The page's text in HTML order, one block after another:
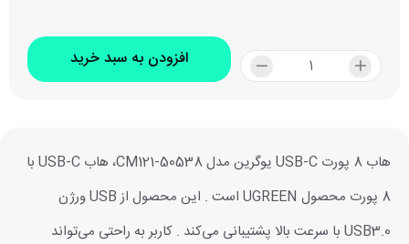
افزودن به سبد خرید
هاب 8 پورت USB-C یوگرین مدل CM121-50538، هاب USB-C با
8 پورت محصول UGREEN است . این محصول از USB ورژن
USB3.0 با سرعت بالا پشتیبانی می‌کند . کاربر به راحتی می‌تواند